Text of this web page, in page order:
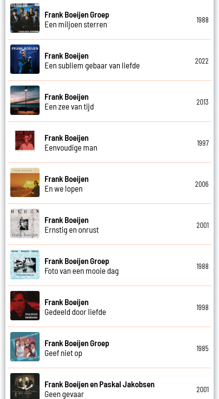
Frank Boeijen Groep
Een miljoen sterren
1988
Frank Boeijen
Een subliem gebaar van liefde
2022
Frank Boeijen
Een zee van tijd
2013
Frank Boeijen
Eenvoudige man
1997
Frank Boeijen
En we lopen
2006
Frank Boeijen
Ernstig en onrust
2001
Frank Boeijen Groep
Foto van een mooie dag
1988
Frank Boeijen
Gedeeld door liefde
1998
Frank Boeijen Groep
Geef niet op
1985
Frank Boeijen en Paskal Jakobsen
Geen gevaar
2001